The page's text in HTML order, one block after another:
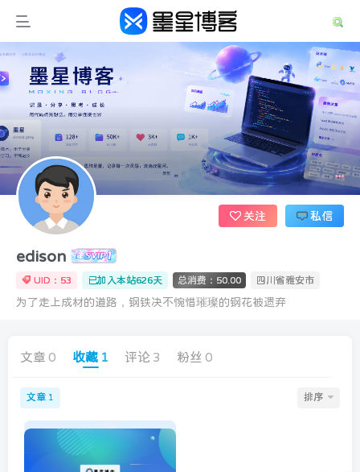
edison
UID：53 已加入本站626天 总消费：50.00 四川省雅安市
为了走上成材的道路，钢铁决不惋惜璀璨的钢花被遗弃
关注 私信
文章 0 收藏 1 评论 3 粉丝 0
文章 1 排序